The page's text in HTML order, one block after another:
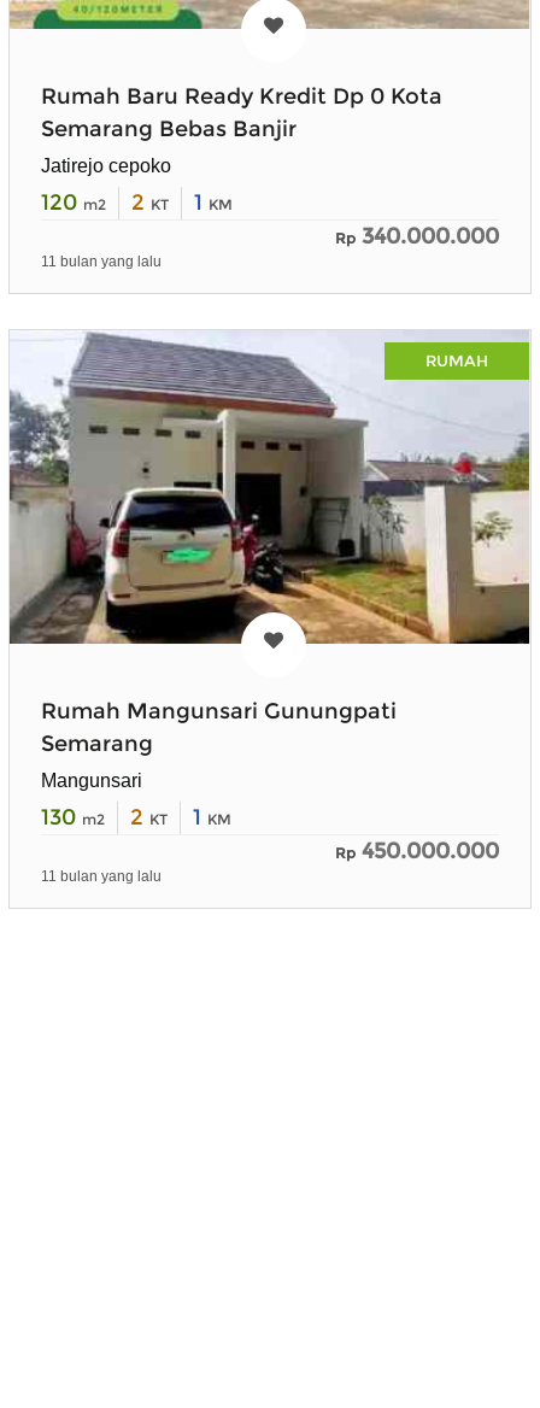
Rumah Baru Ready Kredit Dp 0 Kota
Semarang Bebas Banjir
Jatirejo cepoko
120 m2 2 KT 1 KM
Rp 340.000.000
11 bulan yang lalu
RUMAH
Rumah Mangunsari Gunungpati
Semarang
Mangunsari
130 m2 2 KT 1 KM
Rp 450.000.000
11 bulan yang lalu